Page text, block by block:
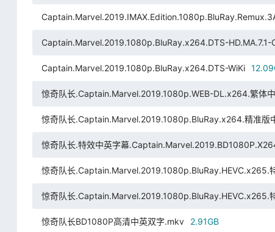
Captain.Marvel.2019.1080p.BluRay.x264.DTS-HD.MA.7.1-
Captain.Marvel.2019.1080p.BluRay.x264.DTS-WiKi
惊奇队长.Captain.Marvel.2019.1080p.WEB-DL.x264.繁体
惊奇队长.Captain.Marvel.2019.1080p.BluRay.x264.精准版
惊奇队长.特效中英字幕
惊奇队长.Captain.Marvel.2019.1080p.BluRay.HEVC.x265.
惊奇队长.Captain.Marvel.2019.1080p.BluRay.HEVC.x265.
惊奇队长BD1080P高清中英双字.mkv 2.91GB